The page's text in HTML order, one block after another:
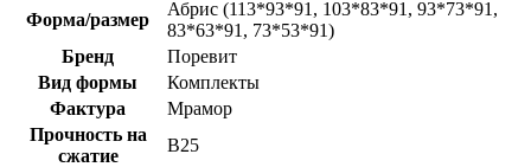
Форма/размер
Абрис (113*93*91, 103*83*91, 93*73*91,
83*63*91, 73*53*91)
Бренд
Поревит
Вид формы
Комплекты
Фактура
Мрамор
Прочность на
сжатие
B25